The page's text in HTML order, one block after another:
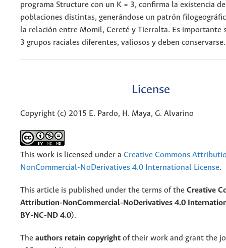
programa Structure con un K = 3, confirma la existencia
poblaciones distintas, generándose un patrón
la relación entre Momil, Cereté y Tierralta. Es importante
3 grupos raciales diferentes, valiosos y deben conservarse.
License
Copyright (c) 2015 E. Pardo, H. Maya, G. Alvarino
This work is licensed under a Creative Commons
NonCommercial-NoDerivatives 4.0 International License.
This article is published under the terms of the Creative
Attribution-NonCommercial-NoDerivatives 4.0
BY-NC-ND 4.0).
The authors retain copyright of their work and grant the